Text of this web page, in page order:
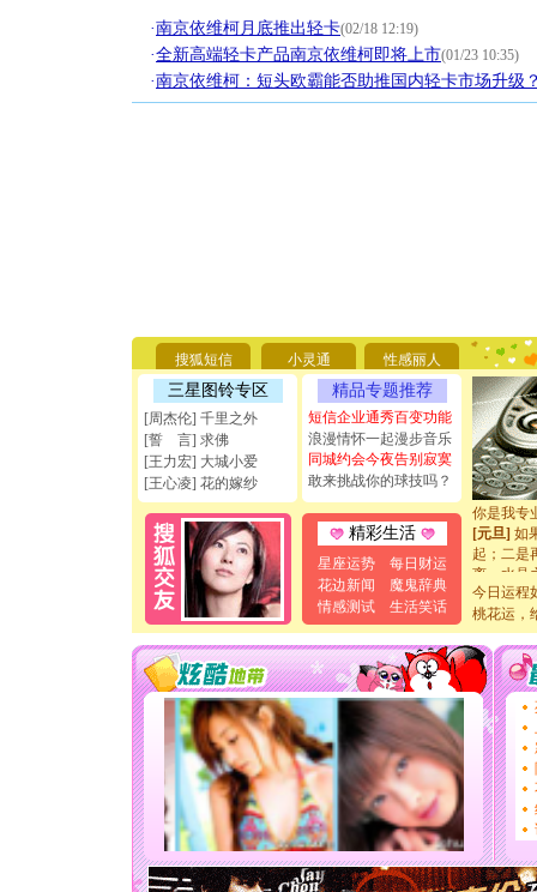
·南京依维柯月底推出轻卡(02/18 12:19)
·全新高端轻卡产品南京依维柯即将上市(01/23 10:35)
·南京依维柯：短头欧霸能否助推国内轻卡市场升级
搜狐短信 小灵通 性感丽人
三星图铃专区
[周杰伦] 千里之外
[誓 言] 求佛
[王力宏] 大城小爱
[王心凌] 花的嫁纱
精品专题推荐
短信企业通秀百变功能
浪漫情怀一起漫步音乐
同城约会今夜告别寂寞
敢来挑战你的球技吗？
精彩生活
星座运势
每日财运
花边新闻
魔鬼辞典
情感测试
生活笑话
要平安！
[圣诞节]
能正大光
天都要快
[圣诞节]
如意,快
[元旦]看
断电。爱
你是我专
[元旦]如
起；二是
离。水晶
[元旦]当
泣，这痛
卖了。水
[春节]风
颜！冬
道一声
[春节]
传
片叶子
送你一
[圣诞节]
你太多
要平安
[圣诞节]
能正大
天都要快
今日运程
桃花运，